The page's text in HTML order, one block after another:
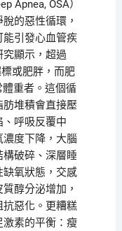
Apnea, OSA）
的惡性循環，
引發心血管疾
顯示，超過
或肥胖，而肥
重者。這個循
堆積會直接壓
呼吸反覆中
度下降，大腦
破碎、深層睡
缺氧狀態，交感
醇分泌增加，
惡化。更糟糕
激素的平衡：瘦